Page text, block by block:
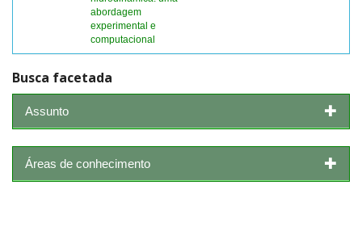
abordagem
experimental e
computacional
Busca facetada
Assunto
Áreas de conhecimento